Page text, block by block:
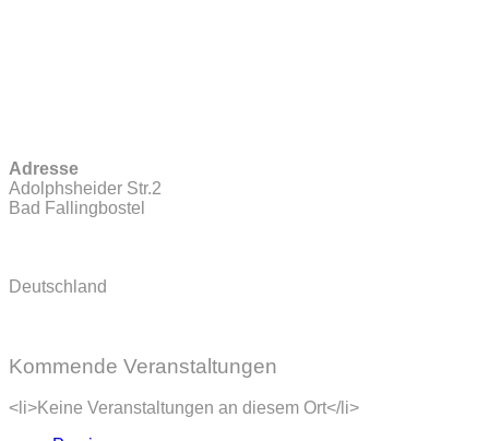
Adresse
Adolphsheider Str.2
Bad Fallingbostel
Deutschland
Kommende Veranstaltungen
<li>Keine Veranstaltungen an diesem Ort</li>